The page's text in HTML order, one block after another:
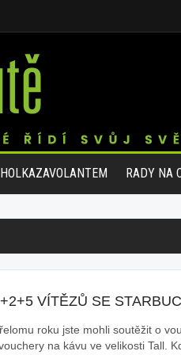
RADY NA
VÍTĚZŮ SE
roku jste mohli soutěžit o
na kávu ve velikosti Tall.